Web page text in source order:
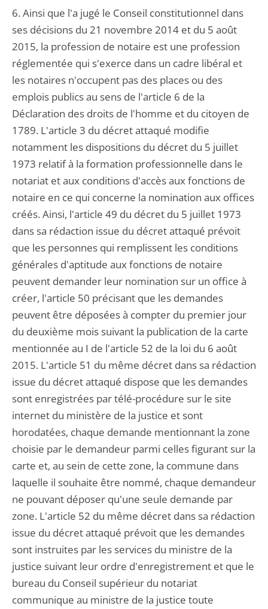
6. Ainsi que l'a jugé le Conseil constitutionnel dans
ses décisions du 21 novembre 2014 et du 5 août
2015, la profession de notaire est une profession
réglementée qui s'exerce dans un cadre libéral et
les notaires n'occupent pas des places ou des
emplois publics au sens de l'article 6 de la
Déclaration des droits de l'homme et du citoyen de
1789. L'article 3 du décret attaqué modifie
notamment les dispositions du décret du 5 juillet
1973 relatif à la formation professionnelle dans le
notariat et aux conditions d'accès aux fonctions de
notaire en ce qui concerne la nomination aux offices
créés. Ainsi, l'article 49 du décret du 5 juillet 1973
dans sa rédaction issue du décret attaqué prévoit
que les personnes qui remplissent les conditions
générales d'aptitude aux fonctions de notaire
peuvent demander leur nomination sur un office à
créer, l'article 50 précisant que les demandes
peuvent être déposées à compter du premier jour
du deuxième mois suivant la publication de la carte
mentionnée au I de l'article 52 de la loi du 6 août
2015. L'article 51 du même décret dans sa rédaction
issue du décret attaqué dispose que les demandes
sont enregistrées par télé-procédure sur le site
internet du ministère de la justice et sont
horodatées, chaque demande mentionnant la zone
choisie par le demandeur parmi celles figurant sur la
carte et, au sein de cette zone, la commune dans
laquelle il souhaite être nommé, chaque demandeur
ne pouvant déposer qu'une seule demande par
zone. L'article 52 du même décret dans sa rédaction
issue du décret attaqué prévoit que les demandes
sont instruites par les services du ministre de la
justice suivant leur ordre d'enregistrement et que le
bureau du Conseil supérieur du notariat
communique au ministre de la justice toute